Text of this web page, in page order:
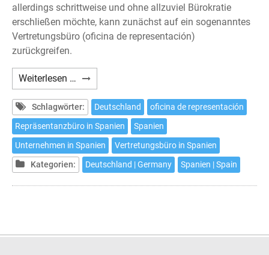
allerdings schrittweise und ohne allzuviel Bürokratie
erschließen möchte, kann zunächst auf ein sogenanntes
Vertretungsbüro (oficina de representación)
zurückgreifen.
Weiterlesen … Das
Vertretungsbüro
in
Spanien
Schlagwörter: Deutschland
oficina de representación
Repräsentanzbüro in Spanien
Spanien
Unternehmen in Spanien
Vertretungsbüro in Spanien
Kategorien:
Deutschland | Germany Spanien | Spain